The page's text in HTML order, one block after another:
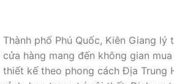
phố Phú Quốc, Kiên Giang lý
hàng mang đến không gian
kế theo phong cách Địa Trung